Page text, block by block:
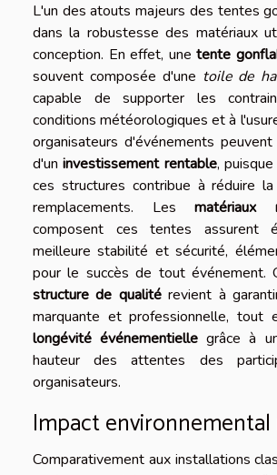
L'un des atouts majeurs des tentes
dans la robustesse des matériaux
conception. En effet, unetente
souvent composée d'une toile de
capable de supporter les
conditions météorologiques et à
organisateurs d'événements
d'uninvestissement rentable,
ces structures contribue à réduire
remplacements. Les matériaux
composent ces tentes assurent
meilleure stabilité et sécurité,
pour le succès de tout événement.
structure de qualitérevient à
marquante et professionnelle, tout
longévité événementielle grâce à
hauteur des attentes des
organisateurs.
Impact
Comparativement aux installations